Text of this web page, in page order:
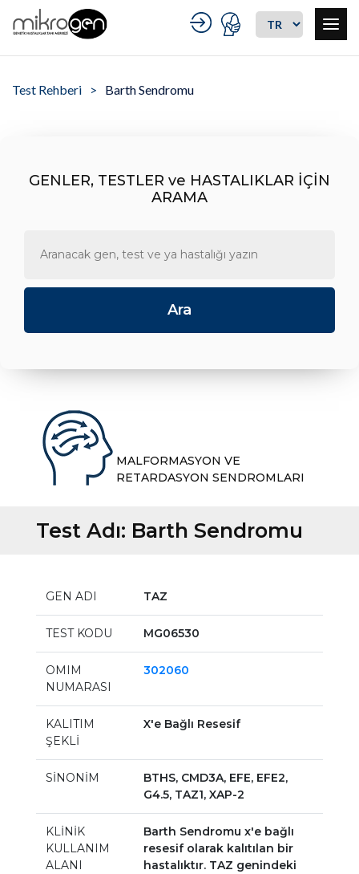
Test Rehberi Barth Sendromu
GENLER, TESTLER ve HASTALIKLAR İÇİN
ARAMA
MALFORMASYON VE
RETARDASYON SENDROMLARI
Test Adı: Barth Sendromu
GEN ADI TAZ
TEST KODU MG06530
OMIM
NUMARASI
302060
KALITIM
ŞEKLİ
X'e Bağlı Resesif
SİNONİM
BTHS, CMD3A, EFE, EFE2,
G4.5, TAZ1, XAP-2
KLİNİK
KULLANIM
ALANI
Barth Sendromu x'e bağlı
resesif olarak kalıtılan bir
hastalıktır. TAZ genindeki